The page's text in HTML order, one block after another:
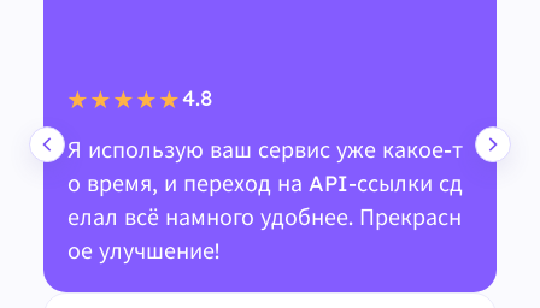
★★★★★4.8
Я использую ваш сервис уже какое-т
о время, и переход на API-ссылки сд
елал всё намного удобнее. Прекрасн
ое улучшение!